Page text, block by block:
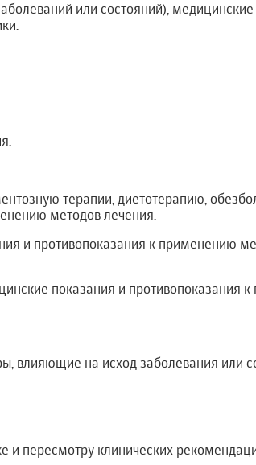
или состояний),
терапии, диетотерапию,
методов лечения.
и противопоказания к применению
показания и противопоказания
влияющие на исход заболевания или
и пересмотру клинических